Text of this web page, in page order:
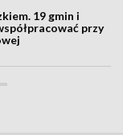
19 gmin i
przy